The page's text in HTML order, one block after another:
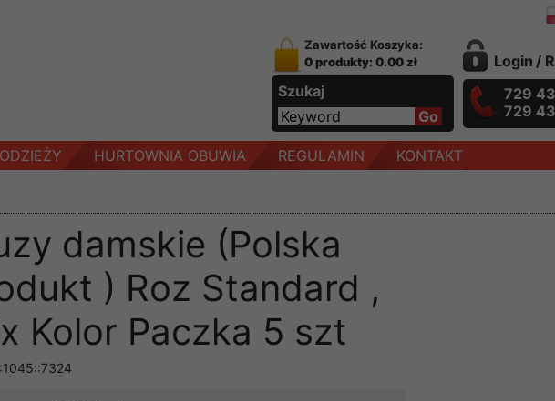
Zawartość Koszyka:
0 produkty: 0.00 zł
Szukaj
Login /
729
729
HURTOWNIA OBUWIA REGULAMIN KONTAKT
damskie (Polska
) Roz Standard ,
Kolor Paczka 5 szt